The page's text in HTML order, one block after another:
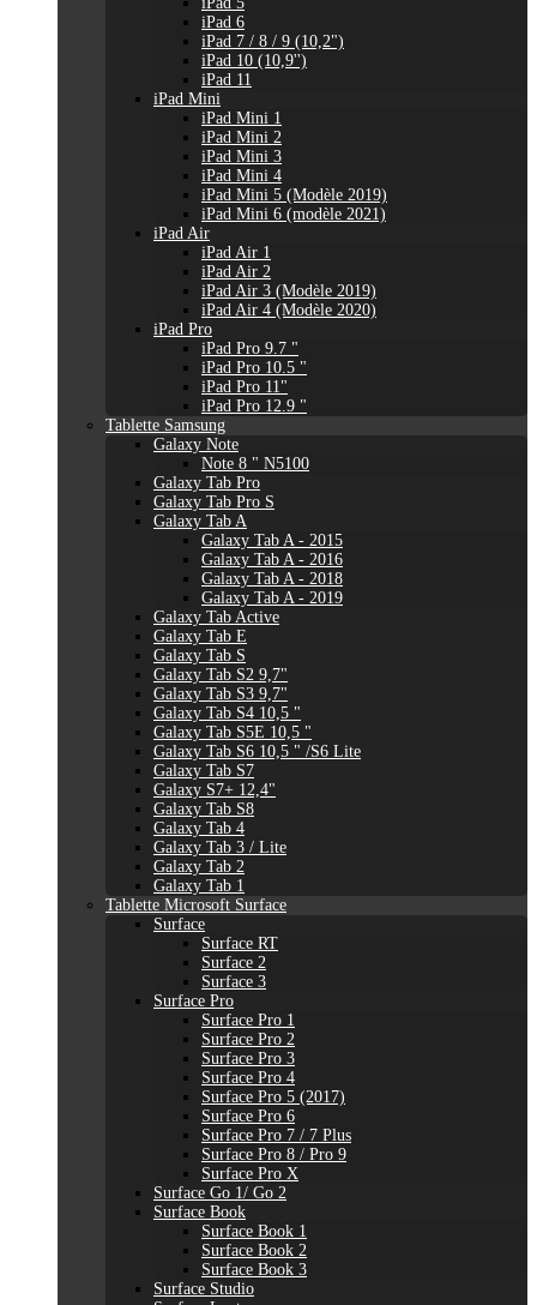
iPad 6
iPad 7 / 8 / 9 (10,2")
iPad 10 (10,9'')
iPad 11
iPad Mini
iPad Mini 1
iPad Mini 2
iPad Mini 3
iPad Mini 4
iPad Mini 5 (Modèle 2019)
iPad Mini 6 (modèle 2021)
iPad Air
iPad Air 1
iPad Air 2
iPad Air 3 (Modèle 2019)
iPad Air 4 (Modèle 2020)
iPad Pro
iPad Pro 9.7 "
iPad Pro 10.5 "
iPad Pro 11"
iPad Pro 12.9 "
Tablette Samsung
Galaxy Note
Note 8 " N5100
Galaxy Tab Pro
Galaxy Tab Pro S
Galaxy Tab A
Galaxy Tab A - 2015
Galaxy Tab A - 2016
Galaxy Tab A - 2018
Galaxy Tab A - 2019
Galaxy Tab Active
Galaxy Tab E
Galaxy Tab S
Galaxy Tab S2 9,7"
Galaxy Tab S3 9,7"
Galaxy Tab S4 10,5 "
Galaxy Tab S5E 10,5 "
Galaxy Tab S6 10,5 " /S6 Lite
Galaxy Tab S7
Galaxy S7+ 12,4"
Galaxy Tab S8
Galaxy Tab 4
Galaxy Tab 3 / Lite
Galaxy Tab 2
Galaxy Tab 1
Tablette Microsoft Surface
Surface
Surface RT
Surface 2
Surface 3
Surface Pro
Surface Pro 1
Surface Pro 2
Surface Pro 3
Surface Pro 4
Surface Pro 5 (2017)
Surface Pro 6
Surface Pro 7 / 7 Plus
Surface Pro 8 / Pro 9
Surface Pro X
Surface Go 1/ Go 2
Surface Book
Surface Book 1
Surface Book 2
Surface Book 3
Surface Studio